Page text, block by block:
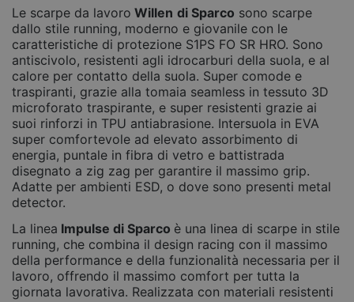
Le scarpe da lavoro Willen di Sparco sono scarpe
dallo stile running, moderno e giovanile con le
caratteristiche di protezione S1PS FO SR HRO. Sono
antiscivolo, resistenti agli idrocarburi della suola, e al
calore per contatto della suola. Super comode e
traspiranti, grazie alla tomaia seamless in tessuto 3D
microforato traspirante, e super resistenti grazie ai
suoi rinforzi in TPU antiabrasione. Intersuola in EVA
super comfortevole ad elevato assorbimento di
energia, puntale in fibra di vetro e battistrada
disegnato a zig zag per garantire il massimo grip.
Adatte per ambienti ESD, o dove sono presenti metal
detector.
La linea Impulse di Sparco è una linea di scarpe in stile
running, che combina il design racing con il massimo
della performance e della funzionalità necessaria per il
lavoro, offrendo il massimo comfort per tutta la
giornata lavorativa. Realizzata con materiali resistenti